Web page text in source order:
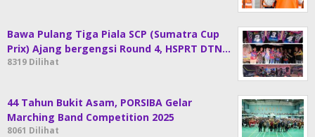
Bawa Pulang Tiga Piala SCP (Sumatra Cup
Prix) Ajang bergengsi Round 4, HSPRT DTN…
8319 Dilihat
44 Tahun Bukit Asam, PORSIBA Gelar
Marching Band Competition 2025
8061 Dilihat